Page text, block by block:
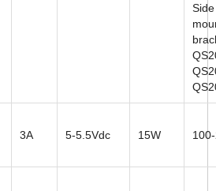
Side
3A 5-5.5Vdc 15W